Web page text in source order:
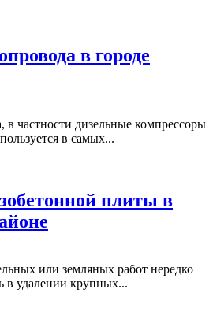
в городе
в частности дизельные компрессоры
в самых...
плиты в
или земляных работ нередко
в удалении крупных...